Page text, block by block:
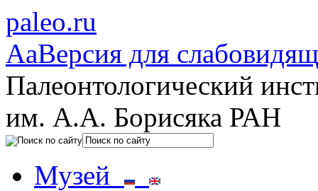
paleo.ru
AaВерсия для
Палеонтологический
им. А.А. Борисяка РАН
Музей